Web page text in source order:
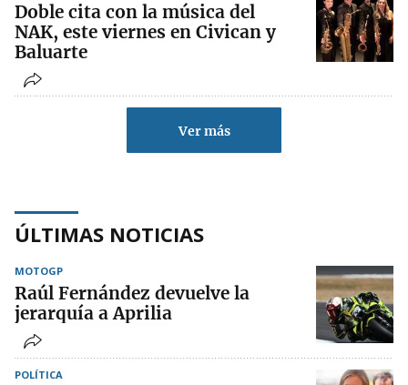
Doble cita con la música del
NAK, este viernes en Civican y
Baluarte
Ver más
ÚLTIMAS NOTICIAS
MOTOGP
Raúl Fernández devuelve la
jerarquía a Aprilia
POLÍTICA